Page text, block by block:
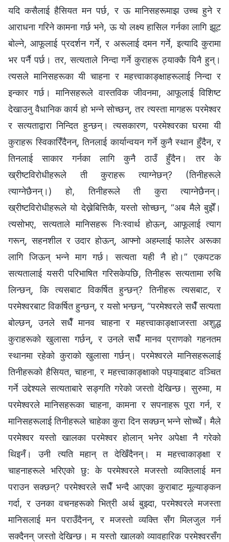
यदि कसैलाई हैसियत मन पर्छ, र ऊ मानिसहरूमाझ उच्च हुने र
आराधना गरिने कामना गर्छ भने, ऊ यो लक्ष्य हासिल गर्नका लागि झूट
बोल्ने, आफूलाई प्रदर्शन गर्ने, र अरूलाई दमन गर्ने, इत्यादि कुरामा
भर पर्नै पर्छ। तर, सत्यताले निन्दा गर्ने कुराहरू ठ्याक्कै यिनै हुन्।
त्यसले मानिसहरूका यी चाहना र महत्त्वाकाङ्क्षाहरूलाई निन्दा र
इन्कार गर्छ। मानिसहरूले वास्तविक जीवनमा, आफूलाई विशिष्ट
देखाउनु वैधानिक कार्य हो भन्ने सोच्छन्, तर त्यस्ता मागहरू परमेश्वर
र सत्यताद्वारा निन्दित हुन्छन्। त्यसकारण, परमेश्वरका घरमा यी
कुराहरू स्विकारिँदैनन्, तिनलाई कार्यान्वयन गर्ने कुनै स्थान हुँदैन, र
तिनलाई साकार गर्नका लागि कुनै ठाउँ हुँदैन। तर के
ख्रीष्टविरोधीहरूले ती कुराहरू त्याग्नेछन्? (तिनीहरूले
त्याग्नेछैनन्।) हो, तिनीहरूले ती कुरा त्याग्नेछैनन्।
ख्रीष्टविरोधीहरूले यो देख्नेबित्तिकै, यस्तो सोच्छन्, “अब मैले बुझेँ।
त्यसोभए, सत्यताले मानिसहरू निःस्वार्थ होऊन्, आफूलाई त्याग
गरून्, सहनशील र उदार होऊन्, आफ्नो अहम्लाई फालेर अरूका
लागि जिऊन् भन्ने माग गर्छ। सत्यता यही नै हो।” एकपटक
सत्यतालाई यसरी परिभाषित गरिसकेपछि, तिनीहरू सत्यतामा रुचि
लिन्छन्, कि त्यसबाट विकर्षित हुन्छन्? तिनीहरू त्यसबाट, र
परमेश्वरबाट विकर्षित हुन्छन्, र यसो भन्छन्, “परमेश्वरले सधैँ सत्यता
बोल्छन्, उनले सधैँ मानव चाहना र महत्त्वाकाङ्क्षाजस्ता अशुद्ध
कुराहरूको खुलासा गर्छन्, र उनले सधैँ मानव प्राणको गहनतम
स्थानमा रहेको कुराको खुलासा गर्छन्। परमेश्वरले मानिसहरूलाई
तिनीहरूको हैसियत, चाहना, र महत्त्वाकाङ्क्षाको पछ्याइबाट वञ्चित
गर्ने उद्देश्यले सत्यताबारे सङ्गति गरेको जस्तो देखिन्छ। सुरुमा, म
परमेश्वरले मानिसहरूका चाहना, कामना र सपनाहरू पूरा गर्न, र
मानिसहरूलाई तिनीहरूले चाहेका कुरा दिन सक्छन् भन्ने सोच्थेँ। मैले
परमेश्वर यस्तो खालका परमेश्वर होलान् भनेर अपेक्षा नै गरेको
थिइनँ। उनी त्यति महान् त देखिँदैनन्। म महत्त्वाकाङ्क्षा र
चाहनाहरूले भरिएको छु: के परमेश्वरले मजस्तो व्यक्तिलाई मन
पराउन सक्छन्? परमेश्वरले सधैँ भन्दै आएका कुराबाट मूल्याङ्कन
गर्दा, र उनका वचनहरूको भित्री अर्थ बुझ्दा, परमेश्वरले मजस्ता
मानिसलाई मन पराउँदैनन्, र मजस्तो व्यक्ति सँग मिलजुल गर्न
सक्दैनन् जस्तो देखिन्छ। म यस्तो खालको व्यावहारिक परमेश्वरसँग